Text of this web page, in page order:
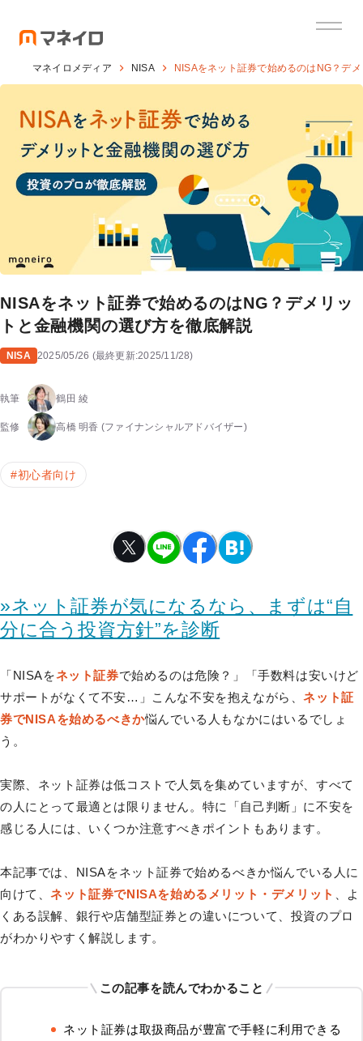
マネイロメディア NISA NISAをネット証券で始めるのはNG？デ
NISAをネット証券で始めるのはNG？デメリッ
トと金融機関の選び方を徹底解説
NISA 2025/05/26 (最終更新:2025/11/28)
執筆 鶴田 綾
監修 高橋 明香 (ファイナンシャルアドバイザー)
#初心者向け
»ネット証券が気になるなら、まずは“自
分に合う投資方針”を診断
「NISAをネット証券で始めるのは危険？」「手数料は安いけど
サポートがなくて不安…」こんな不安を抱えながら、ネット証
券でNISAを始めるべきか悩んでいる人もなかにはいるでしょ
う。
実際、ネット証券は低コストで人気を集めていますが、すべて
の人にとって最適とは限りません。特に「自己判断」に不安を
感じる人には、いくつか注意すべきポイントもあります。
本記事では、NISAをネット証券で始めるべきか悩んでいる人に
向けて、ネット証券でNISAを始めるメリット・デメリット
、よ
くある誤解、銀行や店舗型証券との違いについて、投資のプロ
がわかりやすく解説します。
この記事を読んでわかること
ネット証券は取扱商品が豊富で手軽に利用できる